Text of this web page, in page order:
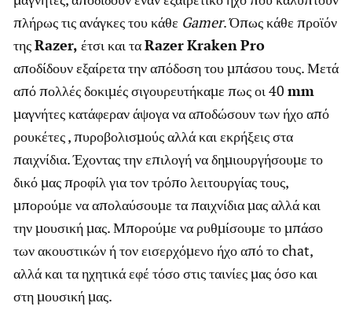
πλήρως τις ανάγκες του κάθε Gamer. Όπως κάθε προϊόν
τηςRazer, έτσι και ταRazerKrakenPro
αποδίδουν εξαίρετα την απόδοση του μπάσου τους. Μετά
από πολλές δοκιμές σιγουρευτήκαμε πως οι 40 mm
μαγνήτες κατάφεραν άψογα να αποδώσουν των ήχο από
ρουκέτες , πυροβολισμούς αλλά και εκρήξεις στα
παιχνίδια. Έχοντας την επιλογή να δημιουργήσουμε το
δικό μας προφίλ για τον τρόπο λειτουργίας τους,
μπορούμε να απολαύσουμε τα παιχνίδια μας αλλά και
την μουσική μας. Μπορούμε να ρυθμίσουμε το μπάσο
των ακουστικών ή τον εισερχόμενο ήχο από το chat,
αλλά και τα ηχητικά εφέ τόσο στις ταινίες μας όσο και
στη μουσική μας.